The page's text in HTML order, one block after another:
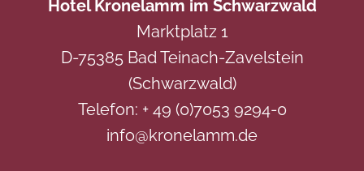
Hotel Kronelamm im Schwarzwald
Marktplatz 1
D-75385 Bad Teinach-Zavelstein
(Schwarzwald)
Telefon: + 49 (0)7053 9294-0
info@kronelamm.de
Dieser Inhalt ist nur sichtbar wenn Sie Cookies von
"Dialogshift GmbH" akzeptieren.
Dieser Inhalt ist nur sichtbar wenn Sie Cookies von
"ADDITIVE GmbH" akzeptieren.